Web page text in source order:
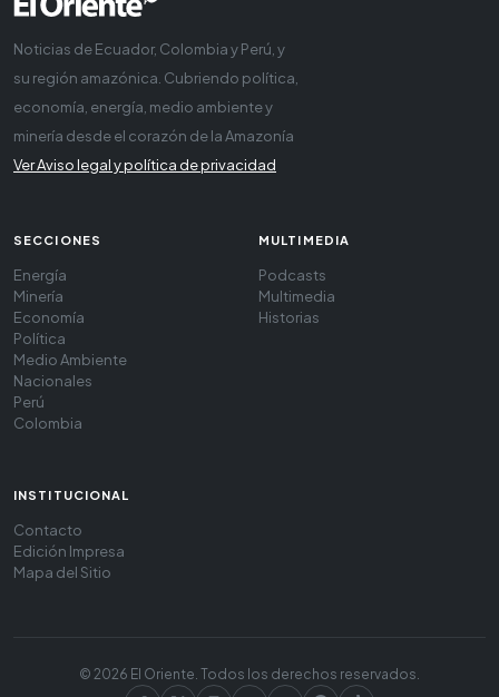
Noticias de Ecuador, Colombia y Perú, y
su región amazónica. Cubriendo política,
economía, energía, medio ambiente y
minería desde el corazón de la Amazonía
Ver Aviso legal y política de privacidad
SECCIONES
Energía
Minería
Economía
Política
Medio Ambiente
Nacionales
Perú
Colombia
MULTIMEDIA
Podcasts
Multimedia
Historias
INSTITUCIONAL
Contacto
Edición Impresa
Mapa del Sitio
© 2026 El Oriente. Todos los derechos reservados.